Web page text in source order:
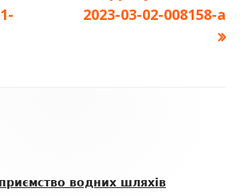
стаття:
2023-03-02-008158-a
водних шляхів